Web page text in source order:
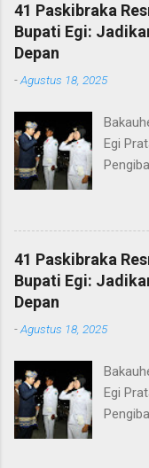
41 Paskibraka
Bupati Egi:
Depan
-Agustus 18, 2025
Egi
dan
41 Paskibraka
Bupati Egi:
Depan
-Agustus 18, 2025
Egi